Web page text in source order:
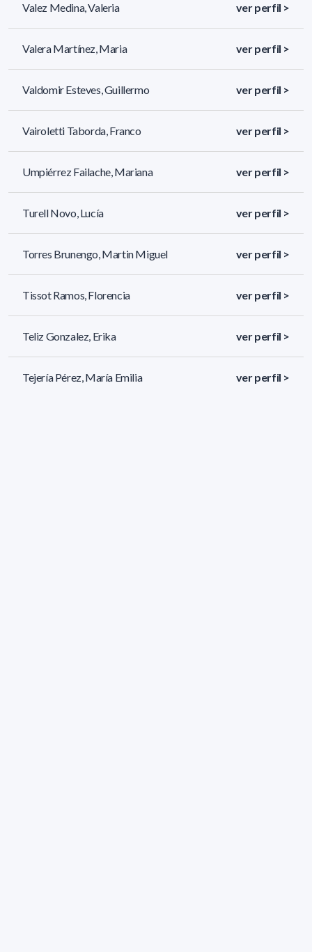
Valez Medina, Valeria ver perfil >
Valera Martínez, Maria ver perfil >
Valdomir Esteves, Guillermo ver perfil >
Vairoletti Taborda, Franco ver perfil >
Umpiérrez Failache, Mariana ver perfil >
Turell Novo, Lucía ver perfil >
Torres Brunengo, Martin Miguel ver perfil >
Tissot Ramos, Florencia ver perfil >
Teliz Gonzalez, Erika ver perfil >
Tejería Pérez, María Emilia ver perfil >